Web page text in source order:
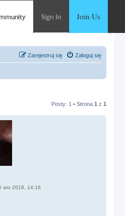
Sign In Join Us
Zaloguj się
Zarejestruj się
Posty: 1 • Strona 1 z 1
wrz 2018, 14:16